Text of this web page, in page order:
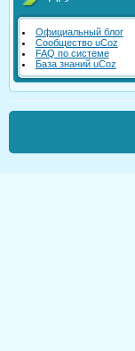
Официальный блог
Сообщество uCoz
FAQ по системе
База знаний uCoz